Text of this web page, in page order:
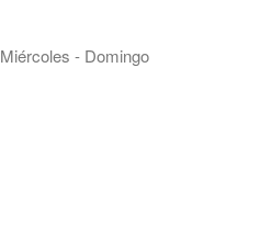
Miércoles - Domingo